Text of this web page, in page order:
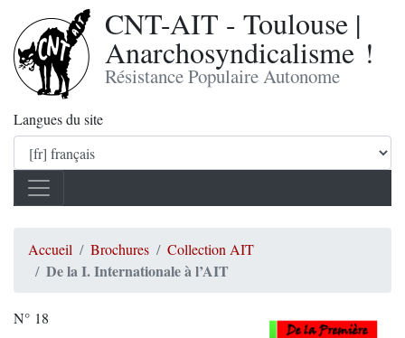
CNT-AIT - Toulouse |
Anarchosyndicalisme !
Résistance Populaire Autonome
Langues du site
Accueil Brochures Collection AIT
De la I. Internationale à l’AIT
N° 18